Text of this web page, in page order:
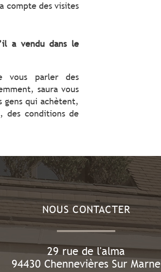
compte des visites
a vendu dans le
vous parler des
saura vous
gens qui achètent,
des conditions de
NOUS CONTACTER
29 rue de l'alma
94430 Chennevières Sur Marne